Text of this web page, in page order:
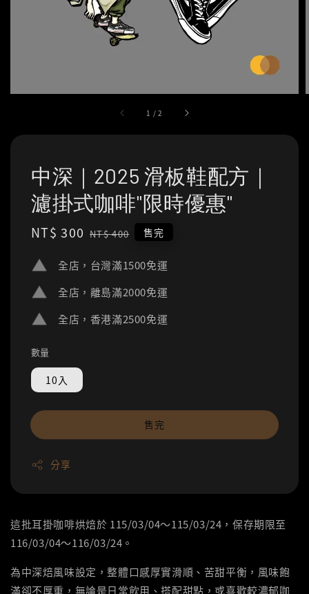
1 /2
中深｜2025 滑板鞋配方｜
濾掛式咖啡"限時優惠"
Sale
NT$ 300 Regular
NT$ 400 售完
全店，台灣滿1500免運
全店，離島滿2000免運
全店，香港滿2500免運
數量
10入
售完
分享
這批耳掛咖啡烘焙於 115/03/04～115/03/24，保存期限至
116/03/04～116/03/24。
為中深焙風味設定，整體口感厚實滑順、苦甜平衡，風味飽
滿卻不厚重，無論是日常飲用、搭配甜點，或喜歡較濃郁咖